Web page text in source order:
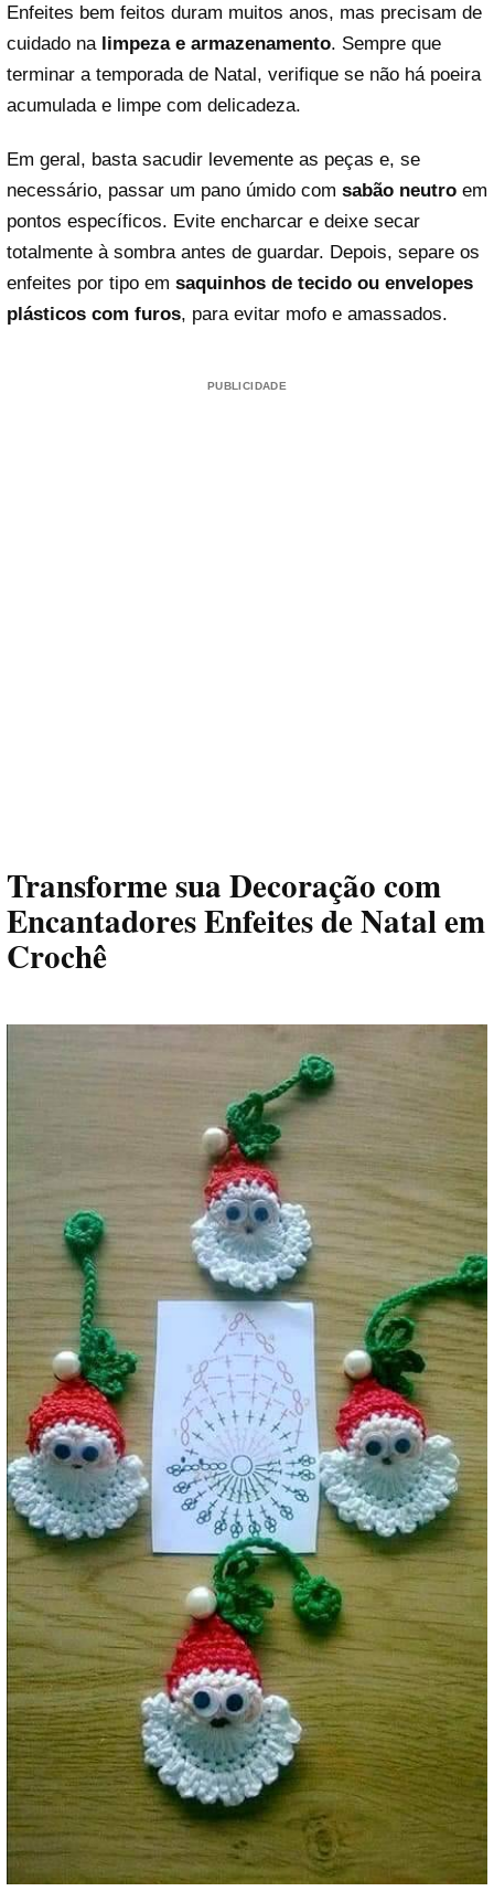
Enfeites bem feitos duram muitos anos, mas precisam de
cuidado na limpeza e armazenamento. Sempre que
terminar a temporada de Natal, verifique se não há poeira
acumulada e limpe com delicadeza.
Em geral, basta sacudir levemente as peças e, se
necessário, passar um pano úmido com sabão neutro em
pontos específicos. Evite encharcar e deixe secar
totalmente à sombra antes de guardar. Depois, separe os
enfeites por tipo em saquinhos de tecido ou envelopes
plásticos com furos, para evitar mofo e amassados.
PUBLICIDADE
Transforme sua Decoração com
Encantadores Enfeites de Natal em
Crochê